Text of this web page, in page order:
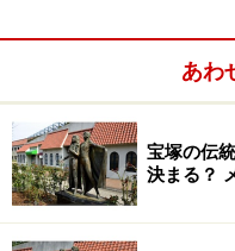
粧は、温泉街の芸者さ
この記念すべき第一
磨』『胡蝶』の三本立
『ドンブラコ』
の国」などを作曲し、
あわ
宝塚の伝
決まる？